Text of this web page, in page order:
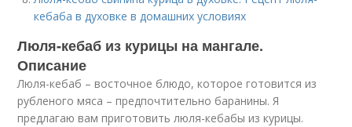
кебаба в духовке в домашних условиях
Люля-кебаб из курицы на мангале.
Описание
Люля-кебаб – восточное блюдо, которое готовится из
рубленого мяса – предпочтительно баранины. Я
предлагаю вам приготовить люля-кебабы из курицы.